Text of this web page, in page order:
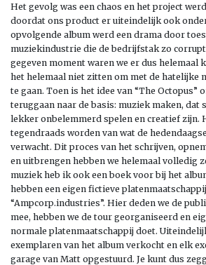
Het gevolg was een chaos en het project
doordat ons product er uiteindelijk ook
opvolgende album werd een drama door
muziekindustrie die de bedrijfstak zo
gegeven moment waren we er dus helemaal
het helemaal niet zitten om met de hatelijke
te gaan. Toen is het idee van “The Octopus”
teruggaan naar de basis: muziek maken, dat
lekker onbelemmerd spelen en creatief zijn.
tegendraads worden van wat de
verwacht. Dit proces van het schrijven,
en uitbrengen hebben we helemaal volledig
muziek heb ik ook een boek voor bij het
hebben een eigen fictieve
“Ampcorp.industries”. Hier deden we de
mee, hebben we de tour georganiseerd en
normale platenmaatschappij doet.
exemplaren van het album verkocht en elk
garage van Matt opgestuurd. Je kunt dus